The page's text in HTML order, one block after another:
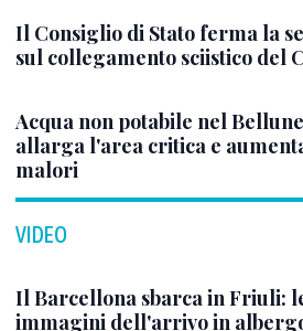
Il Consiglio di Stato ferma la
sul collegamento sciistico del
Acqua non potabile nel
allarga l'area critica e
malori
VIDEO
Il Barcellona sbarca in Friuli:
immagini dell'arrivo in